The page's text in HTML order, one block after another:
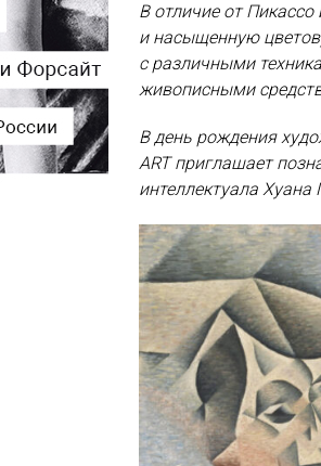
В отличие от
и насыщенную
с различными
живописными
В день рождения
ART приглашает
интеллектуала Хуана